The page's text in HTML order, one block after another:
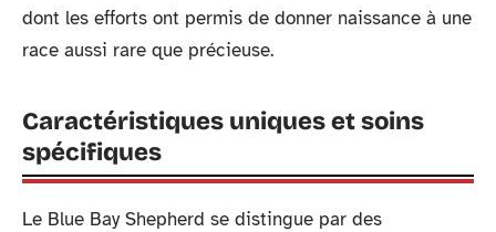
dont les efforts ont permis de donner naissance à une
race aussi rare que précieuse.
Caractéristiques uniques et soins
spécifiques
Le Blue Bay Shepherd se distingue par des